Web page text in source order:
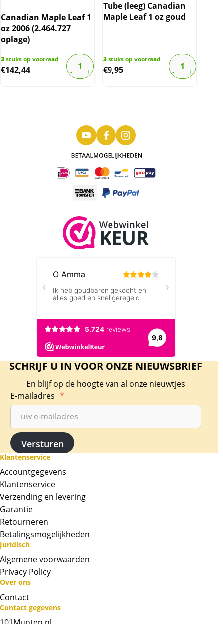
Canadian Maple Leaf 1
oz 2006 (2.464.727
oplage)
3stuks op voorraad
€142,44
Tube (leeg) Canadian
Maple Leaf 1 oz goud
3stuks op voorraad
€9,95
SCHRIJF U IN VOOR ONZE NIEUWSBRIEF
En blijf op de hoogte van al onze nieuwtjes
E-mailadres *
Klantenservice
Accountgegevens
Klantenservice
Verzending en levering
Garantie
Retourneren
Betalingsmogelijkheden
Juridisch
Algemene voorwaarden
Privacy Policy
Over ons
Contact
Contact gegevens